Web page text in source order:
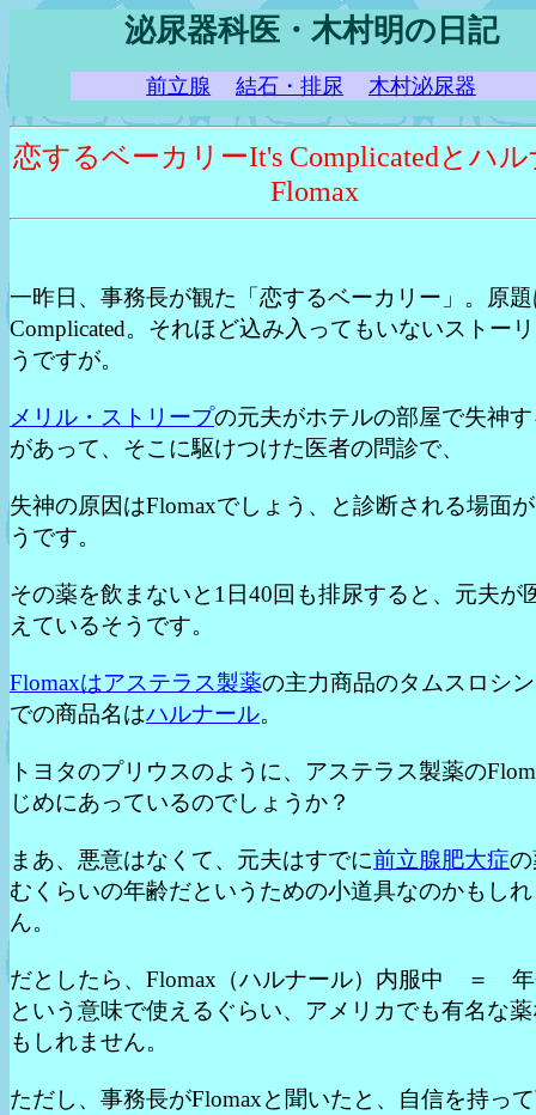
泌尿器科医・木村明の日記
前立腺 結石・排尿 木村泌尿器
恋するベーカリーIt's Complicatedとハ
Flomax
一昨日、事務長が観た「恋するベーカリー」。原題
Complicated。それほど込み入ってもいないストー
うですが。
メリル・ストリープの元夫がホテルの部屋で失神
があって、そこに駆けつけた医者の問診で、
失神の原因はFlomaxでしょう、と診断される場面
うです。
その薬を飲まないと1日40回も排尿すると、元夫が
えているそうです。
Flomaxはアステラス製薬の主力商品のタムスロシ
での商品名はハルナール。
トヨタのプリウスのように、アステラス製薬の
じめにあっているのでしょうか？
まあ、悪意はなくて、元夫はすでに前立腺肥大症
むくらいの年齢だというための小道具なのかもし
ん。
だとしたら、Flomax（ハルナール）内服中 ＝
という意味で使えるぐらい、アメリカでも有名な
もしれません。
ただし、事務長がFlomaxと聞いたと、自信を持っ